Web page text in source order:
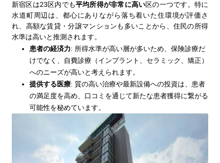
新宿区は23 区内でも平均所得が非常に高い 区の一つです。特に
水道町周辺は、都心にありながら落ち着いた住環境が評価さ
れ、高額な賃貸・分譲マンションも多いことから、住民の所得
水準は高いと推測されます。
患者の経済力: 所得水準が高い層が多いため、保険診療だ
けでなく、自費診療（インプラント、セラミック、矯正）
へのニーズが高いと考えられます。
提供する医療: 質の高い治療や最新設備への投資は、患者
の満足度を高め、口コミを通じて新たな患者獲得に繋がる
可能性を秘めています。